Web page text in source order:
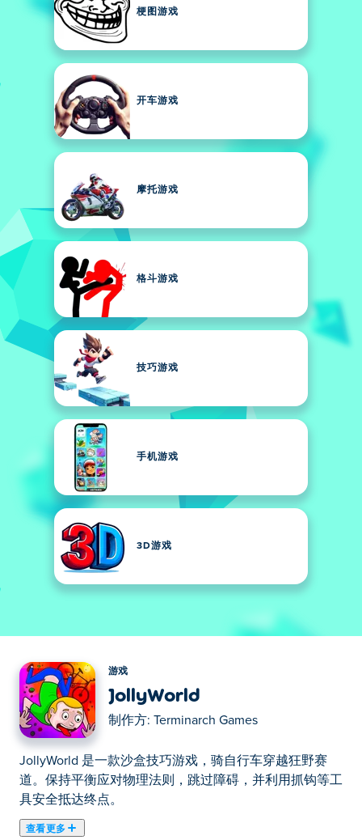
梗图游戏
开车游戏
摩托游戏
格斗游戏
技巧游戏
手机游戏
3D游戏
游戏
JollyWorld
制作方: Terminarch Games
JollyWorld 是一款沙盒技巧游戏，骑自行车穿越狂野赛
道。保持平衡应对物理法则，跳过障碍，并利用抓钩等工
具安全抵达终点。
查看更多